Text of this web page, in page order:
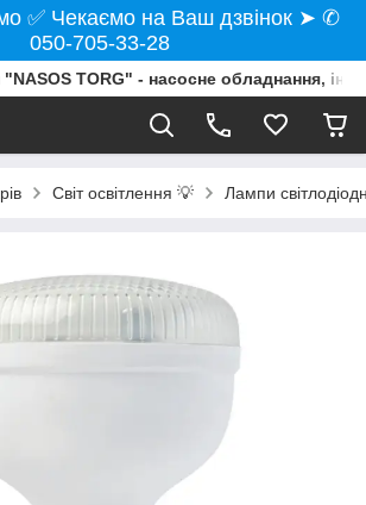
✅ Чекаємо на Ваш дзвінок ➤ ✆
050-705-33-28
"NASOS TORG" - насосне обладнання,
Світ освітлення 💡 Лампи